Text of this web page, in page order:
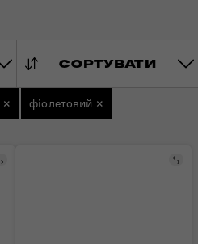
СОРТУВАТИ
× фіолетовий ×
Порівняти